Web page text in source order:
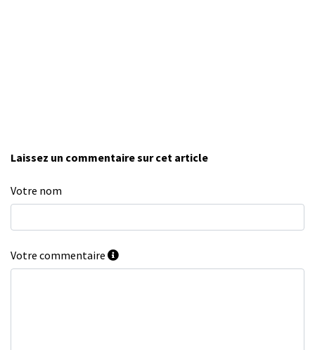
Laissez un commentaire sur cet article
Votre nom
Votre commentaire